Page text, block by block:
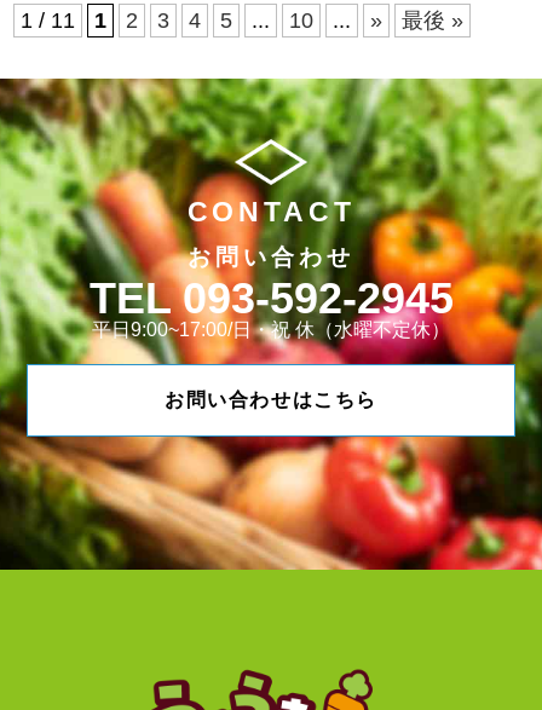
1 / 11 1 2 3 4 5 ... 10 ... » 最後 »
CONTACT
お問い合わせ
093-592-2945
平日9:00~17:00/日・祝 休（水曜不定休）
お問い合わせはこちら